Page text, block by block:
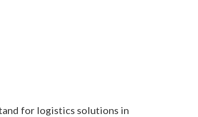
for logistics solutions in